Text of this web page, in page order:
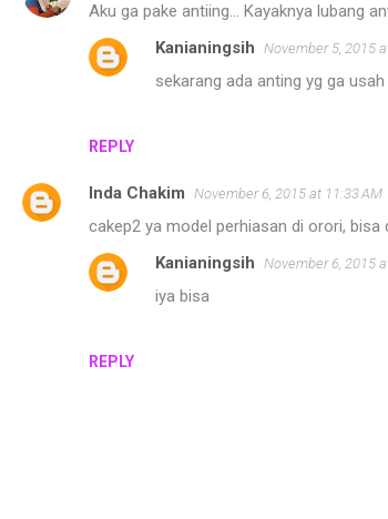
Aku ga pake antiing... Kayaknya lubang
REPLY
Kanianingsih November 5, 2015
sekarang ada anting yg ga
Inda Chakim November 6, 2015 at 11:33 AM
cakep2 ya model perhiasan di orori, bisa
REPLY
Kanianingsih November 6, 2015
iya bisa